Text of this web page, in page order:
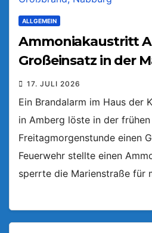
ALLGEMEIN
Ammoniakaustritt
Großeinsatz in der
17. JULI 2026
Ein Brandalarm im Haus der
in Amberg löste in der frühen
Freitagmorgenstunde einen
Feuerwehr stellte einen
sperrte die Marienstraße für